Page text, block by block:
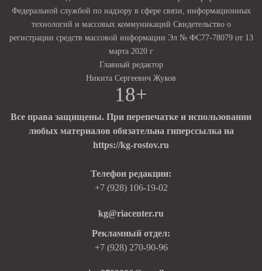
Федеральной службой по надзору в сфере связи, информационных
технологий и массовых коммуникаций Свидетельство о
регистрации средств массовой информации Эл № ФС77-78079 от 13
марта 2020 г
Главный редактор
Никита Сергеевич Жуков
18+
Все права защищены. При перепечатке и использовании
любых материалов обязательна гиперссылка на
https://kg-rostov.ru
Телефон редакции:
+7 (928) 106-19-02
kg@riacenter.ru
Рекламный отдел:
+7 (928) 270-90-96